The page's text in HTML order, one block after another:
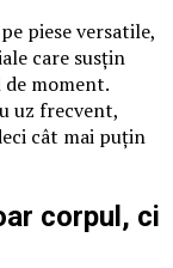
piese versatile,
care susțin
moment.
uz frecvent,
cât mai puțin
corpul, ci